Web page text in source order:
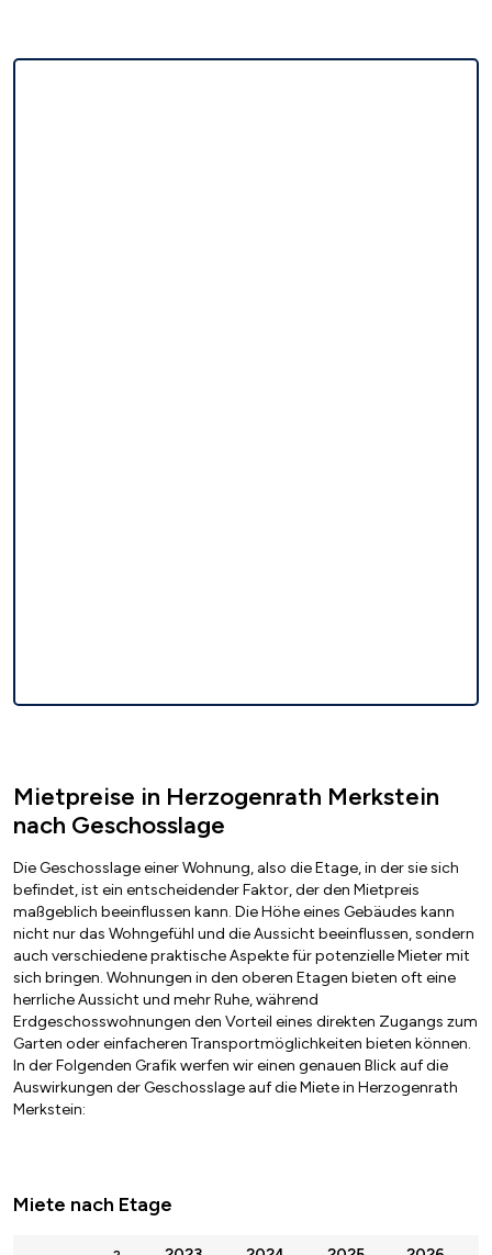
Mietpreise in Herzogenrath Merkstein
nach Geschosslage
Die Geschosslage einer Wohnung, also die Etage, in der sie sich
befindet, ist ein entscheidender Faktor, der den Mietpreis
maßgeblich beeinflussen kann. Die Höhe eines Gebäudes kann
nicht nur das Wohngefühl und die Aussicht beeinflussen, sondern
auch verschiedene praktische Aspekte für potenzielle Mieter mit
sich bringen. Wohnungen in den oberen Etagen bieten oft eine
herrliche Aussicht und mehr Ruhe, während
Erdgeschosswohnungen den Vorteil eines direkten Zugangs zum
Garten oder einfacheren Transportmöglichkeiten bieten können.
In der Folgenden Grafik werfen wir einen genauen Blick auf die
Auswirkungen der Geschosslage auf die Miete in Herzogenrath
Merkstein:
Miete nach Etage